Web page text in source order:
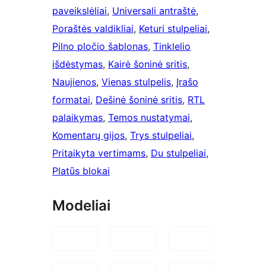
paveikslėliai, Universali antraštė
Poraštės valdikliai, Keturi stulpeliai
Pilno pločio šablonas, Tinklelio
išdėstymas, Kairė šoninė sritis
Naujienos, Vienas stulpelis, Įrašo
formatai, Dešinė šoninė sritis, RTL
palaikymas, Temos nustatymai
Komentarų gijos, Trys stulpeliai
Pritaikyta vertimams, Du stulpeliai
Platūs blokai
Modeliai